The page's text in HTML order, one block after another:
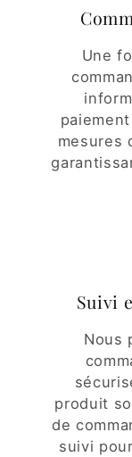
Une
mesures
Suivi
Nous
produit
de
suivi